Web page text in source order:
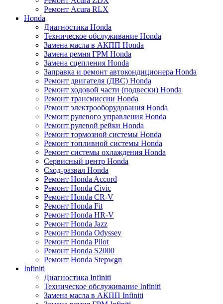
Ремонт Acura RLX
Honda
Диагностика Honda
Техническое обслуживание Honda
Замена масла в АКПП Honda
Замена ремня ГРМ Honda
Замена сцепления Honda
Заправка и ремонт автокондиционера Honda
Ремонт двигателя (ДВС) Honda
Ремонт ходовой части (подвески) Honda
Ремонт трансмиссии Honda
Ремонт электрооборудования Honda
Ремонт рулевого управления Honda
Ремонт рулевой рейки Honda
Ремонт тормозной системы Honda
Ремонт топливной системы Honda
Ремонт системы охлаждения Honda
Сервисный центр Honda
Сход-развал Honda
Ремонт Honda Accord
Ремонт Honda Civic
Ремонт Honda CR-V
Ремонт Honda Fit
Ремонт Honda HR-V
Ремонт Honda Jazz
Ремонт Honda Odyssey
Ремонт Honda Pilot
Ремонт Honda S2000
Ремонт Honda Stepwgn
Infiniti
Диагностика Infiniti
Техническое обслуживание Infiniti
Замена масла в АКПП Infiniti